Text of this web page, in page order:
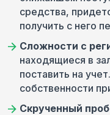
средства,
получить с него
Сложности с
находящиеся в
поставить на
собственности
Скрученный